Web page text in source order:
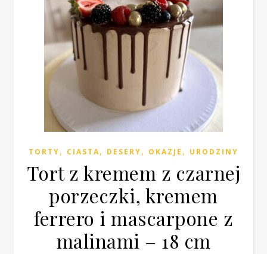
TORTY, CIASTA, DESERY, OKAZJE , URODZINY
Tort z kremem z czarnej
porzeczki, kremem
ferrero i mascarpone z
malinami – 18 cm